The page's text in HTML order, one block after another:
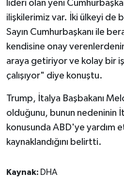
lideri olan yeni
ilişkilerimiz var. İki ülkeyi de
Sayın Cumhurbaşkanı ile
kendisine onay
araya getiriyor ve kolay bir
çalışıyor" diye konuştu.
Trump, İtalya Başbakanı
olduğunu, bunun nedeninin
konusunda ABD'ye yardım
kaynaklandığını belirtti.
Kaynak: DHA